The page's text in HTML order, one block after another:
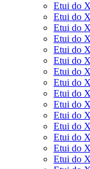
Etui do
Etui do
Etui do
Etui do
Etui do
Etui do
Etui do
Etui do
Etui do
Etui do
Etui do
Etui do
Etui do
Etui do
Etui do